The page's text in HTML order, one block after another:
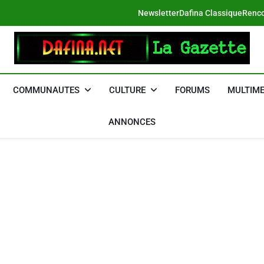
NewsletterDafina Classique
DAFINA
COMMUNAUTES CULTURE FORUMS
ANNONCES